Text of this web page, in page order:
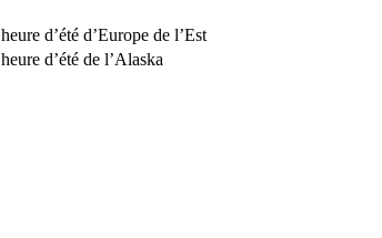
heure d’été d’Europe de l’Est
heure d’été de l’Alaska